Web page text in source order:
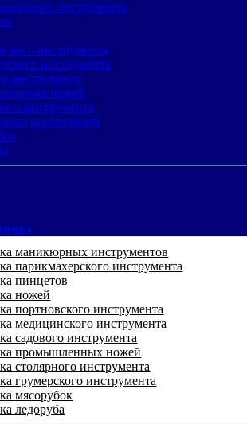
инструмента
инструмента
инструмента
инструмента
ножей
инструмента
инструмента
маникюрных инструментов
парикмахерского инструмента
пинцетов
ножей
портновского инструмента
медицинского инструмента
садового инструмента
промышленных ножей
столярного инструмента
грумерского инструмента
мясорубок
ледоруба